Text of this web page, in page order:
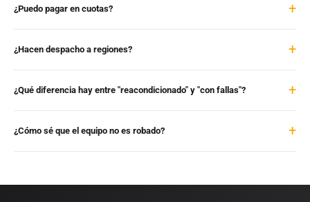
¿Puedo pagar en cuotas?
¿Hacen despacho a regiones?
¿Qué diferencia hay entre "reacondicionado" y "con fallas"?
¿Cómo sé que el equipo no es robado?